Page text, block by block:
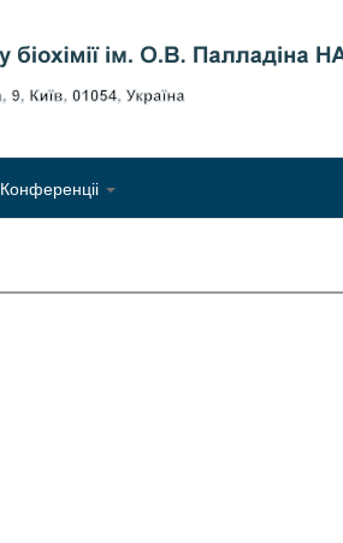
Конференціі